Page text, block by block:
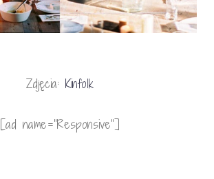
Zdjęcia: Kinfolk
[ad name=”Responsive”]